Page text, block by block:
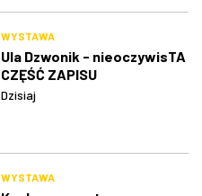
WYSTAWA
Ula Dzwonik - nieoczywisTA
CZĘŚĆ ZAPISU
Dzisiaj
WYSTAWA